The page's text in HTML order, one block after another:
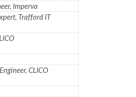
Imperva
Trafford IT
CLICO